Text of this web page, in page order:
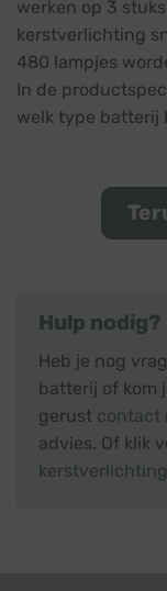
werken op 3
kerstverlichting
480 lampjes
In de
welk type batterij
Hulp nodig?
Heb je nog
batterij of kom
gerust contact
advies. Of klik